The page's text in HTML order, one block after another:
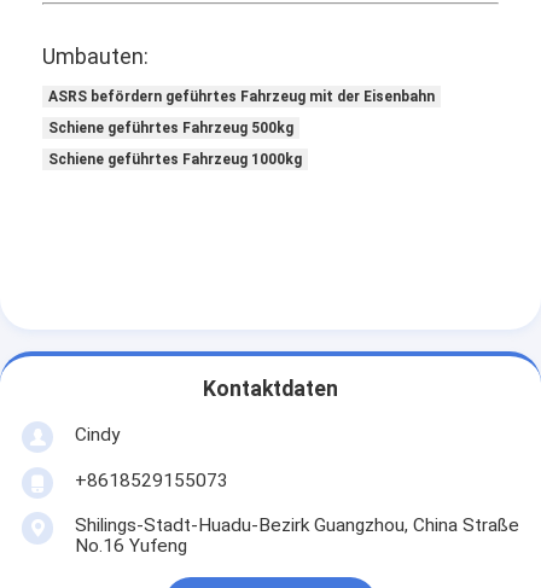
Rechtssachen
Blog
Automatisierte Transportorganisation
Paletten-Förderer-System
Karton-Förderer-System
Umbauten:
ASRS befördern geführtes Fahrzeug mit der Eisenbahn
Schiene geführtes Fahrzeug 500kg
Schiene geführtes Fahrzeug 1000kg
Kontaktdaten
Cindy
+8618529155073
Shilings-Stadt-Huadu-Bezirk Guangzhou, China Straße
No.16 Yufeng